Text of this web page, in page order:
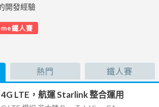
開發經驗
鐵人賽
熱門 鐵人賽
LTE，航運 Starlink 整合運用